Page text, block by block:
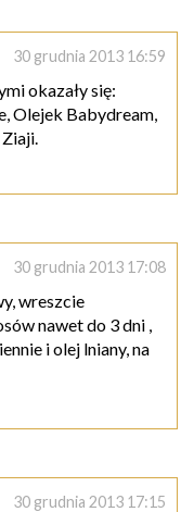
30 grudnia 2013 16:59
okazały się:
Olejek Babydream,
30 grudnia 2013 17:08
wreszcie
nawet do 3 dni ,
i olej lniany, na
30 grudnia 2013 17:15